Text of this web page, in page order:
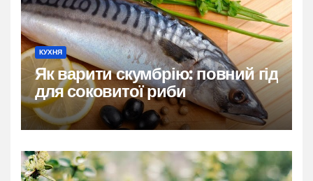
КУХНЯ
Як варити скумбрію: повний гід
для соковитої риби